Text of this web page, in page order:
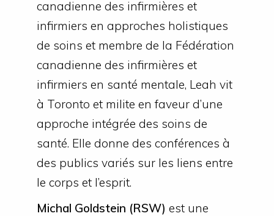
canadienne des infirmières et
infirmiers en approches holistiques
de soins et membre de la Fédération
canadienne des infirmières et
infirmiers en santé mentale, Leah vit
à Toronto et milite en faveur d’une
approche intégrée des soins de
santé. Elle donne des conférences à
des publics variés sur les liens entre
le corps et l’esprit.
Michal Goldstein (RSW) est une